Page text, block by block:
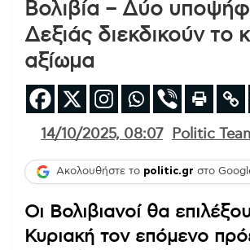
Βολιβία – Δύο
Δεξιάς διεκδικούν το
αξίωμα
14/10/2025, 08:07 Politic
Ακολουθήστε το politic.gr στο
Οι Βολιβιανοί θα
Κυριακή τον επόμενο